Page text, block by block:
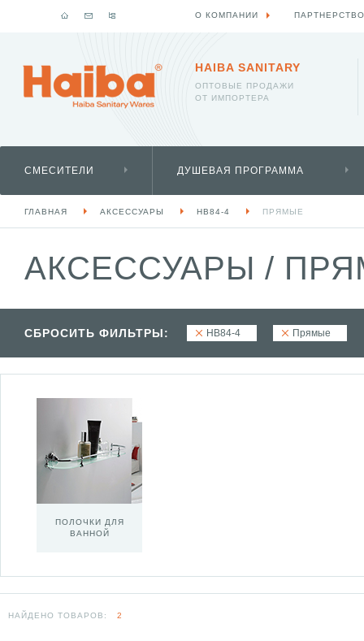
HAIBA SANITARY
ОПТОВЫЕ ПРОДАЖИ
ОТ ИМПОРТЕРА
СМЕСИТЕЛИ ДУШЕВАЯ ПРОГРАММА
ГЛАВНАЯ АКСЕССУАРЫ HB84-4 ПРЯМЫЕ
АКСЕССУАРЫ /
СБРОСИТЬ ФИЛЬТРЫ: HB84-4 Прямые
ПОЛОЧКИ ДЛЯ
ВАННОЙ
НАЙДЕНО ТОВАРОВ: 2
О КОМПАНИИ ПАРТНЕРСТВО